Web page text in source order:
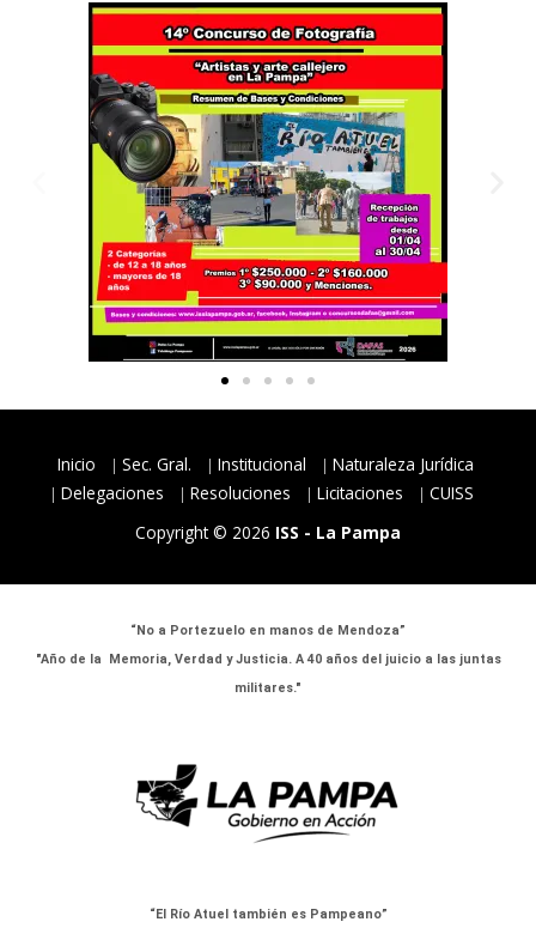
Inicio Sec. Gral. Institucional
Naturaleza Jurídica
Delegaciones
Resoluciones Licitaciones
CUISS
Copyright © 2026 ISS - La Pampa
“No a Portezuelo en manos de Mendoza”
"Año de la Memoria, Verdad y Justicia. A 40 años del juicio a las juntas
militares."
“El Río Atuel también es Pampeano”